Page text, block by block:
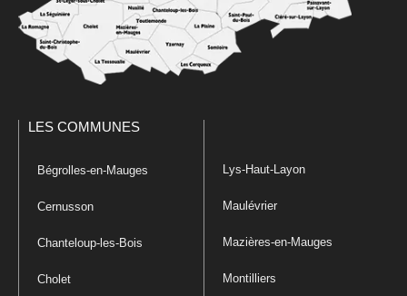
LES COMMUNES
Bégrolles-en-Mauges
Cernusson
Chanteloup-les-Bois
Cholet
Lys-Haut-Layon
Maulévrier
Mazières-en-Mauges
Montilliers